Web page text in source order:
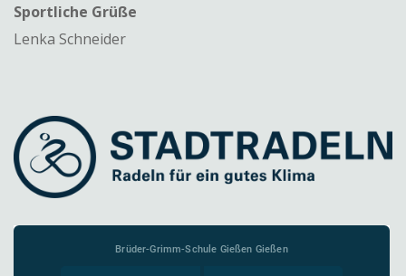
Sportliche Grüße
Lenka Schneider